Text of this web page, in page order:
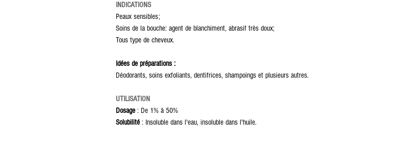
INDICATIONS
Peaux sensibles;
Soins de la bouche: agent de blanchiment, abrasif très doux;
Tous type de cheveux.
Idées de préparations :
Déodorants, soins exfoliants, dentifrices, shampoings et plusieurs autres.
UTILISATION
Dosage : De 1% à 50%
Solubilité : Insoluble dans l'eau, insoluble dans l'huile.